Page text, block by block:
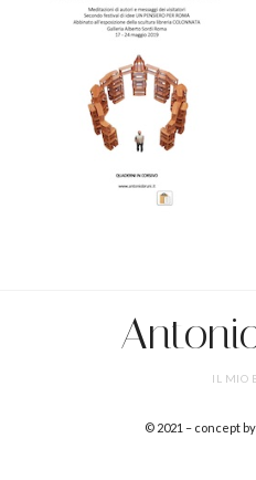
2022-05-22
IL MIO
© 2021 – concept by